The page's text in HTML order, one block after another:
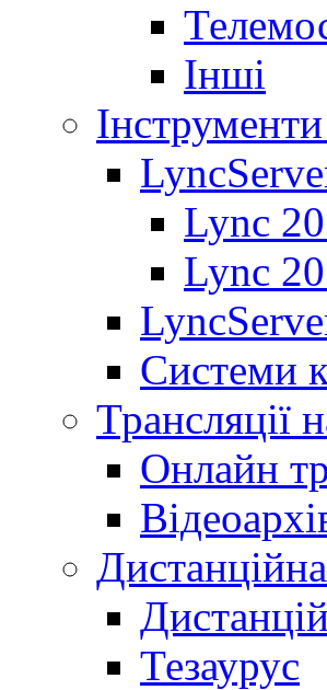
Інші
Lync
Lync
Системи
Трансляції
Онлайн
Тезаурус